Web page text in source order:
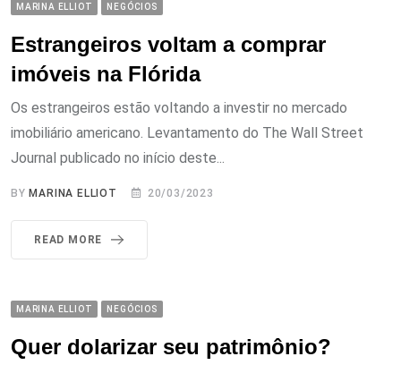
MARINA ELLIOT NEGÓCIOS
Estrangeiros voltam a comprar
imóveis na Flórida
Os estrangeiros estão voltando a investir no mercado
imobiliário americano. Levantamento do The Wall Street
Journal publicado no início deste...
BYMARINA ELLIOT 20/03/2023
READ MORE
MARINA ELLIOT NEGÓCIOS
Quer dolarizar seu patrimônio?